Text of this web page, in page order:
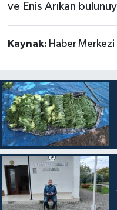
ve Enis Arıkan
Kaynak: Haber Merkezi